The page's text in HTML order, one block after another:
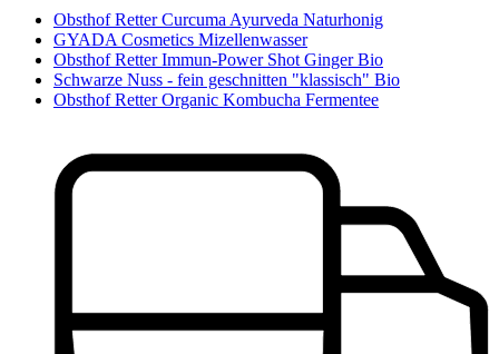
Obsthof Retter Curcuma Ayurveda Naturhonig
GYADA Cosmetics Mizellenwasser
Obsthof Retter Immun-Power Shot Ginger Bio
Schwarze Nuss - fein geschnitten "klassisch" Bio
Obsthof Retter Organic Kombucha Fermentee